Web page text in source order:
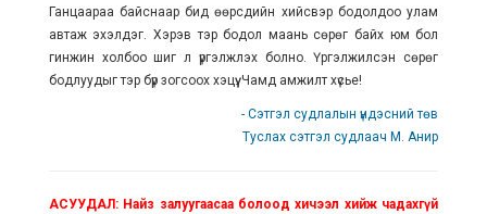
Ганцаараа байснаар бид өөрсдийн хийсвэр бодолдоо улам
автаж эхэлдэг. Хэрэв тэр бодол маань сөрөг байх юм бол
гинжин холбоо шиг л үргэлжлэх болно. Үргэлжилсэн сөрөг
бодлуудыг тэр бүр зогсоох хэцүү. Чамд амжилт хүсье!
- Сэтгэл судлалын үндэсний төв
Туслах сэтгэл судлаач М. Анир
АСУУДАЛ: Найз залуугаасаа болоод хичээл хийж чадахгүй